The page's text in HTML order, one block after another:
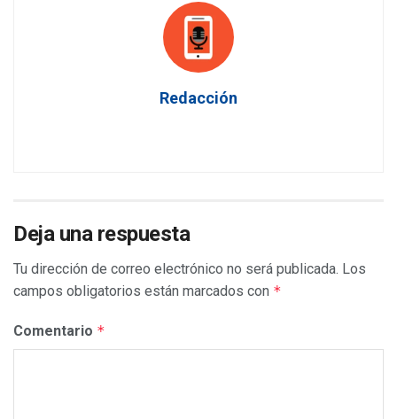
Redacción
Deja una respuesta
Tu dirección de correo electrónico no será publicada. Los
campos obligatorios están marcados con *
Comentario *